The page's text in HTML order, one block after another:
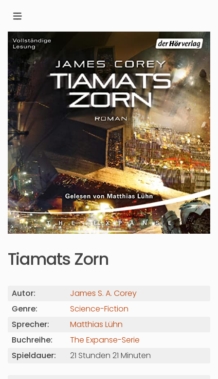
Tiamats Zorn
Autor:
James S. A. Corey
Genre:
Science-Fiction
Sprecher:
Matthias Lühn
Buchreihe:
The Expanse-Serie
Spieldauer:
21 Stunden 21 Minuten